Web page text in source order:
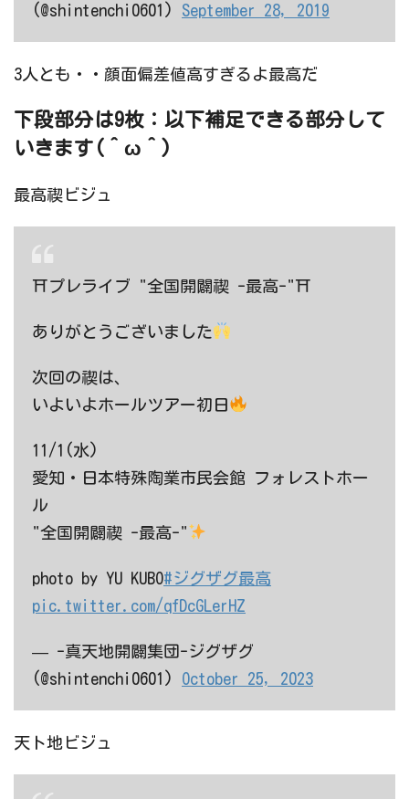
(@shintenchi0601) September 28, 2019
3人とも・・顔面偏差値高すぎるよ最高だ
下段部分は9枚：以下補足できる部分して
いきます(＾ω＾)
最高禊ビジュ
⛩プレライブ "全国開闢禊 -最高-"⛩
ありがとうございました
次回の禊は、
いよいよホールツアー初日
11/1(水)
愛知・日本特殊陶業市民会館 フォレストホー
ル
"全国開闢禊 -最高-"
photo by YU KUBO#ジグザグ最高
pic.twitter.com/qfDcGLerHZ
— -真天地開闢集団-ジグザグ
(@shintenchi0601) October 25, 2023
天ト地ビジュ